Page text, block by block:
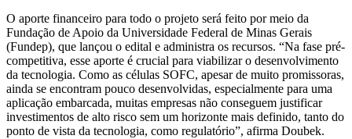
O aporte financeiro para todo o projeto será feito por meio da
Fundação de Apoio da Universidade Federal de Minas Gerais
(Fundep), que lançou o edital e administra os recursos. “Na fase pré-
competitiva, esse aporte é crucial para viabilizar o desenvolvimento
da tecnologia. Como as células SOFC, apesar de muito promissoras,
ainda se encontram pouco desenvolvidas, especialmente para uma
aplicação embarcada, muitas empresas não conseguem justificar
investimentos de alto risco sem um horizonte mais definido, tanto do
ponto de vista da tecnologia, como regulatório”, afirma Doubek.